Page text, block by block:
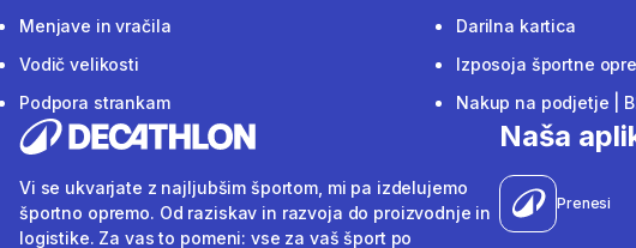
Menjave in vračila
Vodič velikosti
Podpora strankam
Darilna kartica
Izposoja športne
Nakup na podjetje |
Vi se ukvarjate z najljubšim športom, mi pa izdelujemo
športno opremo. Od raziskav in razvoja do proizvodnje in
logistike. Za vas to pomeni: vse za vaš šport po
Naša
Prenesi